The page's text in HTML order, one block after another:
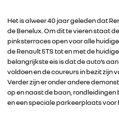
Het is alweer 40 jaar geleden dat
de Benelux. Om dit te vieren staat
pinksterraces open voor alle
de Renault 5TS tot en met de
belangrijkste eis is dat de auto’s
voldoen en de coureurs in bezit zijn
Verder zijn er onder andere
op en naast de baan, rondleidingen
en een speciale parkeerplaats voor